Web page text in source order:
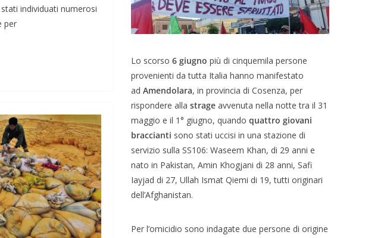
individuati numerosi
per
Lo scorso 6 giugno più di cinquemila persone
provenienti da tutta Italia hanno manifestato
ad Amendolara, in provincia di Cosenza, per
rispondere alla strage avvenuta nella notte tra il 31
maggio e il 1° giugno, quando quattro giovani
braccianti sono stati uccisi in una stazione di
servizio sulla SS106: Waseem Khan, di 29 anni e
nato in Pakistan, Amin Khogjani di 28 anni, Safi
Iayjad di 27, Ullah Ismat Qiemi di 19, tutti originari
dell’Afghanistan.
Per l’omicidio sono indagate due persone di origine